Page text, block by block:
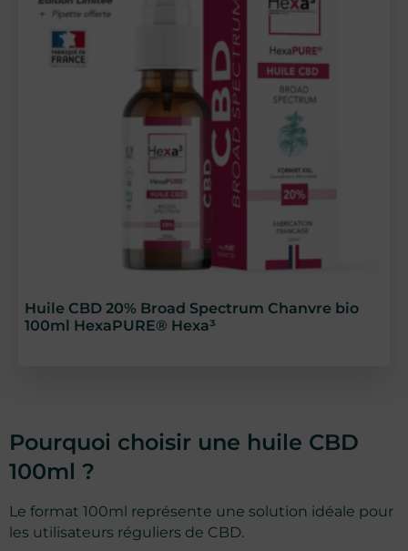
Huile CBD 20% Broad Spectrum Chanvre bio
100ml HexaPURE® Hexa³
Pourquoi choisir une huile CBD
100ml ?
Le format 100ml représente une solution idéale pour
les utilisateurs réguliers de CBD.